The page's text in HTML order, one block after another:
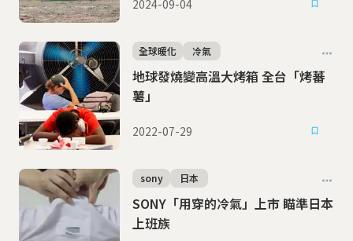
2024-09-04
地球發燒變高溫大烤箱 全台「烤蕃
薯」
全球暖化 冷氣
2022-07-29
SONY「用穿的冷氣」上市 瞄準日本
上班族
sony 日本